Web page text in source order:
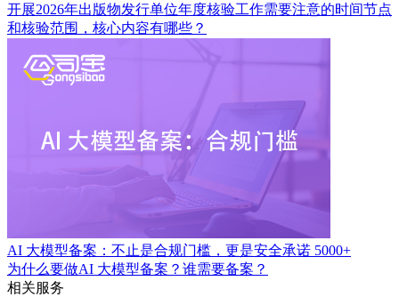
开展2026年出版物发行单位年度核验工作需要注意的时间节点
和核验范围，核心内容有哪些？
AI 大模型备案：不止是合规门槛，更是安全承诺 5000+
为什么要做AI 大模型备案？谁需要备案？
相关服务